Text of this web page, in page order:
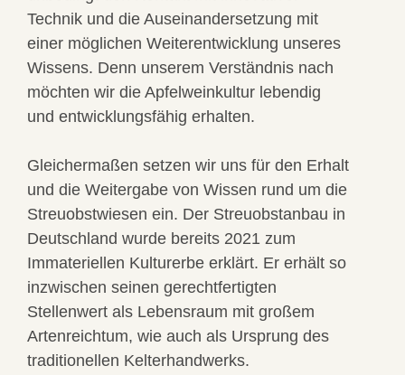
Technik und die Auseinandersetzung mit
einer möglichen Weiterentwicklung unseres
Wissens. Denn unserem Verständnis nach
möchten wir die Apfelweinkultur lebendig
und entwicklungsfähig erhalten.
Gleichermaßen setzen wir uns für den Erhalt
und die Weitergabe von Wissen rund um die
Streuobstwiesen ein. Der Streuobstanbau in
Deutschland wurde bereits 2021 zum
Immateriellen Kulturerbe erklärt. Er erhält so
inzwischen seinen gerechtfertigten
Stellenwert als Lebensraum mit großem
Artenreichtum, wie auch als Ursprung des
traditionellen Kelterhandwerks.